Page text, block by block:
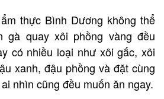
thực Bình Dương không thể
gà quay xôi phồng vàng đều
có nhiều loại như xôi gấc, xôi
xanh, đậu phồng và đặt cùng
nhìn cũng đều muốn ăn ngay.